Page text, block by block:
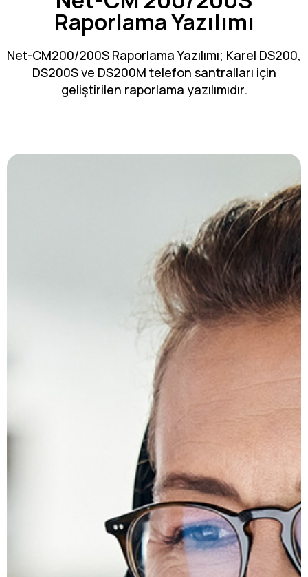
Raporlama Yazılımı
Net-CM200/200S Raporlama Yazılımı; Karel DS200,
DS200S ve DS200M telefon santralları için
geliştirilen raporlama yazılımıdır.